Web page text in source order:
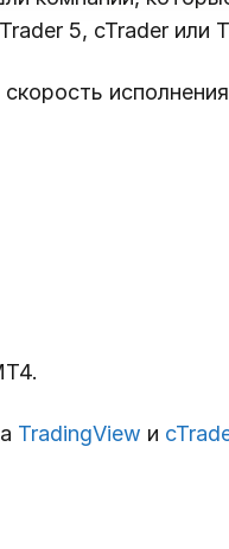
5, cTrader или
TradingView и